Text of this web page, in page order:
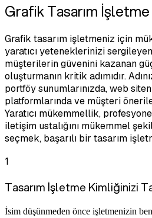
Grafik Tasarım İşletme
Grafik tasarım işletmeniz için
yaratıcı yeteneklerinizi
müşterilerin güvenini kazanan
oluşturmanın kritik adımıdır.
portföy sunumlarınızda, web
platformlarında ve müşteri
Yaratıcı mükemmellik,
iletişim ustalığını mükemmel
seçmek, başarılı bir tasarım
1
Tasarım İşletme Kimliğinizi
İsim düşünmeden önce işletmenizin